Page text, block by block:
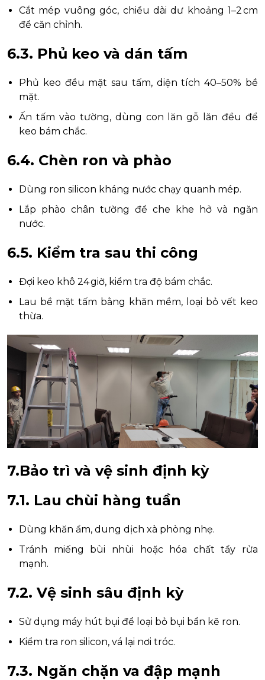
Cắt mép vuông góc, chiều dài dư khoảng 1–2 cm
để căn chỉnh.
6.3. Phủ keo và dán tấm
Phủ keo đều mặt sau tấm, diện tích 40–50% bề
mặt.
Ấn tấm vào tường, dùng con lăn gỗ lăn đều để
keo bám chắc.
6.4. Chèn ron và phào
Dùng ron silicon kháng nước chạy quanh mép.
Lắp phào chân tường để che khe hở và ngăn
nước.
6.5. Kiểm tra sau thi công
Đợi keo khô 24 giờ, kiểm tra độ bám chắc.
Lau bề mặt tấm bằng khăn mềm, loại bỏ vết keo
thừa.
7.Bảo trì và vệ sinh định kỳ
7.1. Lau chùi hàng tuần
Dùng khăn ẩm, dung dịch xà phòng nhẹ.
Tránh miếng bùi nhùi hoặc hóa chất tẩy rửa
mạnh.
7.2. Vệ sinh sâu định kỳ
Sử dụng máy hút bụi để loại bỏ bụi bẩn kẽ ron.
Kiểm tra ron silicon, vá lại nơi tróc.
7.3. Ngăn chặn va đập mạnh